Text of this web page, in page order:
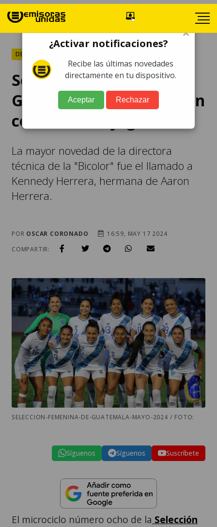
DEPORTES
Selección femenina de
Guatemala: Karla Alemán
convoca a 29 jugadoras
La mayor novedad de la directora
técnica de la "Bicolor" fue el llamado a
Kennedy Herrera, hermana de Aaron
Herrera.
POR OSCAR CORONADO
16:59, MAY 17 2024
COMPARTIR:
SELECCION-FEMENINA-DE-GUATEMALA-MAYO-2024 / FOTO:
Síguenos Síguenos Suscríbete
El microciclo número ocho de la Selección
×
¿Activar notificaciones?
Recibe las últimas novedades
directamente en tu dispositivo.
Aceptar Rechazar